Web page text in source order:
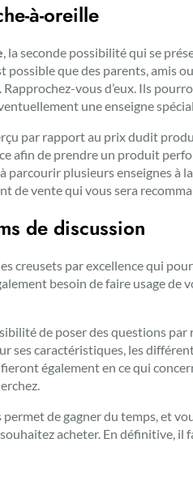
à-oreille
, la seconde possibilité qui se
possible que des parents, amis
vous d’eux. Ils
une enseigne
par rapport au prix dudit
afin de prendre un produit
parcourir plusieurs enseignes à
de vente qui vous sera
de discussion
creusets par excellence qui
besoin de faire usage de
de poser des questions par
ses caractéristiques, les
également en ce qui
de gagner du temps, et
acheter. En définitive, il